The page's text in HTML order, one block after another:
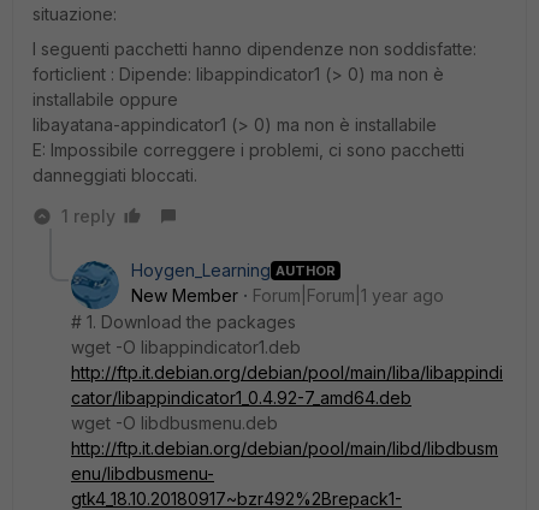
situazione:
I seguenti pacchetti hanno dipendenze non soddisfatte:
forticlient : Dipende: libappindicator1 (> 0) ma non è
installabile oppure
libayatana-appindicator1 (> 0) ma non è installabile
E: Impossibile correggere i problemi, ci sono pacchetti
danneggiati bloccati.
1 reply
Hoygen_Learning AUTHOR
New Member
Forum|Forum|1 year ago
# 1. Download the packages
wget -O libappindicator1.deb
http://ftp.it.debian.org/debian/pool/main/liba/libappindi
cator/libappindicator1_0.4.92-7_amd64.deb
wget -O libdbusmenu.deb
http://ftp.it.debian.org/debian/pool/main/libd/libdbusm
enu/libdbusmenu-
gtk4_18.10.20180917~bzr492%2Brepack1-